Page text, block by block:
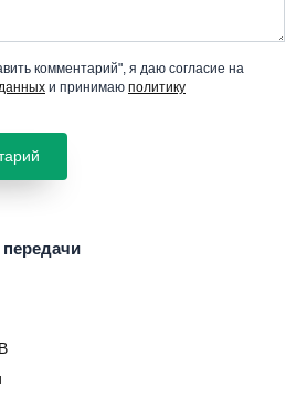
комментарий", я даю согласие на
и принимаю политику